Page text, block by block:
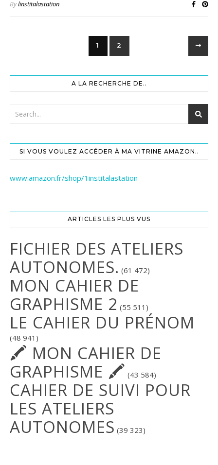
Bylinstitalastation
1 2
A LA RECHERCHE DE..
SI VOUS VOULEZ ACCÉDER À MA VITRINE AMAZON..
www.amazon.fr/shop/1institalastation
ARTICLES LES PLUS VUS
FICHIER DES ATELIERS
AUTONOMES. (61 472)
MON CAHIER DE
GRAPHISME 2 (55 511)
LE CAHIER DU PRÉNOM
(48 941)
🖍 MON CAHIER DE
GRAPHISME 🖍 (43 584)
CAHIER DE SUIVI POUR
LES ATELIERS
AUTONOMES (39 323)